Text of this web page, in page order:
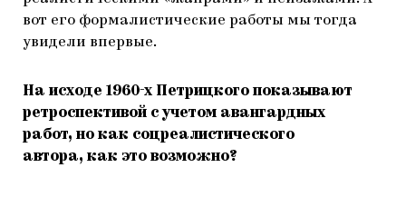
вот его формалистические работы мы тогда
увидели впервые.
На исходе 1960-х Петрицкого показывают
ретроспективой с учетом авангардных
работ, но как соцреалистического
автора, как это возможно?